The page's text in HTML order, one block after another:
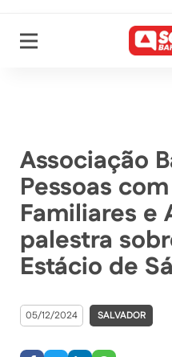
Associação
Pessoas
Familiares e
palestra
Estácio de Sá
05/12/2024 SALVADOR